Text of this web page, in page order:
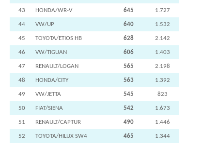
43 HONDA/WR-V 645 1.727
44 VW/UP 640 1.532
45 TOYOTA/ETIOS HB 628 2.142
46 VW/TIGUAN 606 1.403
47 RENAULT/LOGAN 565 2.198
48 HONDA/CITY 563 1.392
49 VW/JETTA 545 823
50 FIAT/SIENA 542 1.673
51 RENAULT/CAPTUR 490 1.446
52 TOYOTA/HILUX SW4 465 1.344